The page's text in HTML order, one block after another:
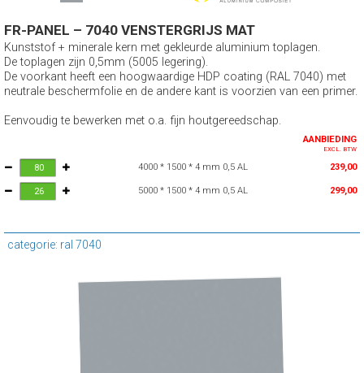
FR-PANEL – 7040 VENSTERGRIJS MAT
Kunststof + minerale kern met gekleurde aluminium toplagen.
De toplagen zijn 0,5mm (5005 legering).
De voorkant heeft een hoogwaardige HDP coating (RAL 7040) met
neutrale beschermfolie en de andere kant is voorzien van een primer.
Eenvoudig te bewerken met o.a. fijn houtgereedschap.
AANBIEDING
EXCL. BTW
4000 * 1500 * 4 mm 0,5 AL 239,00
5000 * 1500 * 4 mm 0,5 AL 299,00
categorie: ral 7040